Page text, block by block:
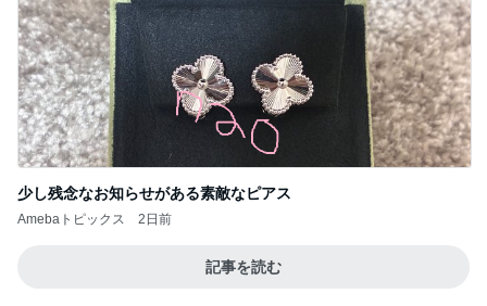
少し残念なお知らせがある素敵なピアス
Amebaトピックス 2日前
記事を読む